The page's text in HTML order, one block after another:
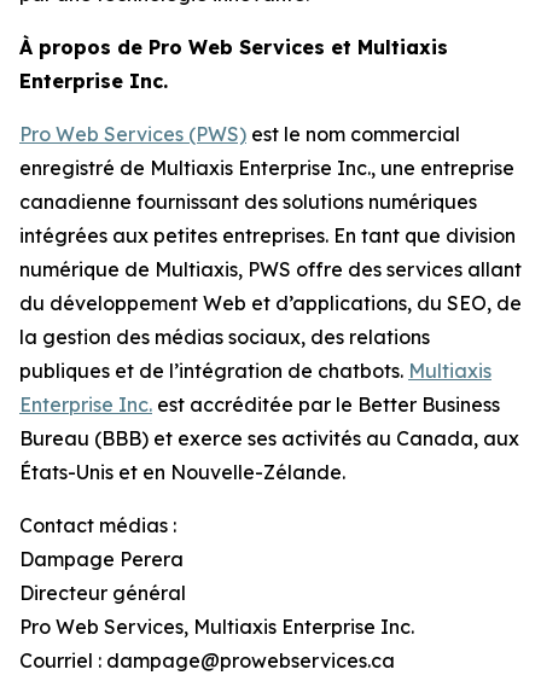
À propos de Pro Web Services et Multiaxis
Enterprise Inc.
Pro Web Services (PWS) est le nom commercial
enregistré de Multiaxis Enterprise Inc., une entreprise
canadienne fournissant des solutions numériques
intégrées aux petites entreprises. En tant que division
numérique de Multiaxis, PWS offre des services allant
du développement Web et d’applications, du SEO, de
la gestion des médias sociaux, des relations
publiques et de l’intégration de chatbots. Multiaxis
Enterprise Inc. est accréditée par le Better Business
Bureau (BBB) et exerce ses activités au Canada, aux
États-Unis et en Nouvelle-Zélande.
Contact médias :
Dampage Perera
Directeur général
Pro Web Services, Multiaxis Enterprise Inc.
Courriel : dampage@prowebservices.ca